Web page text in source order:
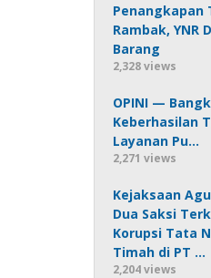
Penangkapan
Rambak, YNR
Barang
2,328 views
OPINI —
Keberhasilan
Layanan Pu…
2,271 views
Kejaksaan
Dua Saksi
Korupsi Tata
Timah di PT …
2,204 views